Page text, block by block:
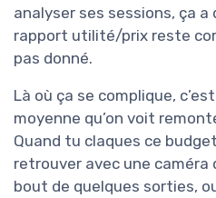
analyser ses sessions, ça a
rapport utilité/prix reste
pas donné.
Là où ça se complique,
moyenne qu’on voit
Quand tu claques ce
retrouver avec une caméra
bout de quelques sorties,